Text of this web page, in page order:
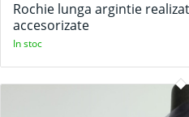
Rochie lunga argintie
accesorizate
In stoc